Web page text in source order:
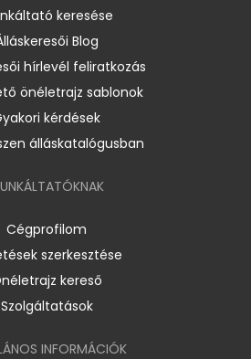
keresése
Blog
hírlevél feliratkozás
önéletrajz sablonok
kérdések
álláskatalógusban
Cégprofilom
szerkesztése
kereső
Szolgáltatások
INFORMÁCIÓK